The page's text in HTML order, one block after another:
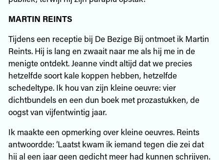
MARTIN REINTS
Tijdens een receptie bij De Bezige Bij ontmoet ik Martin
Reints. Hij is lang en zwaait naar me als hij me in de
menigte ontdekt. Jeanne vindt altijd dat we precies
hetzelfde soort kale koppen hebben, hetzelfde
schedeltype. Ik hou van zijn kleine oeuvre: vier
dichtbundels en een dun boek met prozastukken, de
oogst van vijfentwintig jaar.
Ik maakte een opmerking over kleine oeuvres. Reints
antwoordde: ‘Laatst kwam ik iemand tegen die zei dat
hij al een jaar geen gedicht meer had kunnen schrijven.